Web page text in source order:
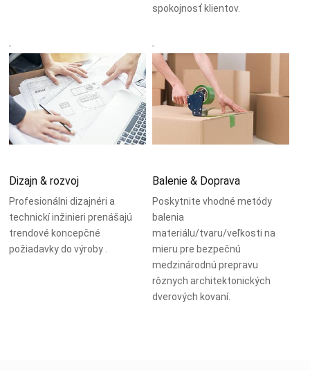
spokojnosť klientov.
Dizajn & rozvoj
Profesionálni dizajnéri a
technickí inžinieri prenášajú
trendové koncepčné
požiadavky do výroby .
Balenie & Doprava
Poskytnite vhodné metódy
balenia
materiálu/tvaru/veľkosti na
mieru pre bezpečnú
medzinárodnú prepravu
rôznych architektonických
dverových kovaní.